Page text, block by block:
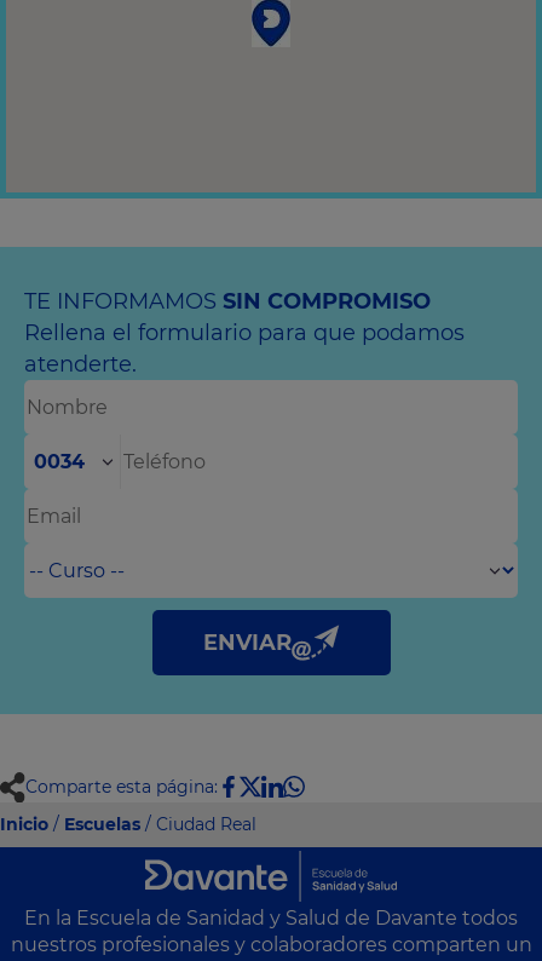
TE INFORMAMOS SIN COMPROMISO
Rellena el formulario para que podamos
atenderte.
0034
ENVIAR
Comparte esta página:
Inicio / Escuelas / Ciudad Real
En la Escuela de Sanidad y Salud de Davante todos
nuestros profesionales y colaboradores comparten un